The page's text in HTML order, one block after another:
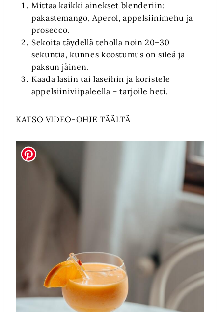
Mittaa kaikki ainekset blenderiin:
pakastemango, Aperol, appelsiinimehu ja
prosecco.
Sekoita täydellä teholla noin 20–30
sekuntia, kunnes koostumus on sileä ja
paksun jäinen.
Kaada lasiin tai laseihin ja koristele
appelsiiniviipaleella – tarjoile heti.
KATSO VIDEO-OHJE TÄÄLTÄ